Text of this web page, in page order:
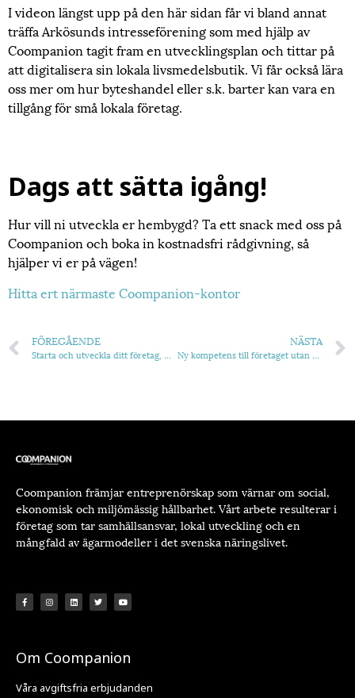
I videon längst upp på den här sidan får vi bland annat
träffa Arkösunds intresseförening som med hjälp av
Coompanion tagit fram en utvecklingsplan och tittar på
att digitalisera sin lokala livsmedelsbutik. Vi får också lära
oss mer om hur byteshandel eller s.k. barter kan vara en
tillgång för små lokala företag.
Dags att sätta igång!
Hur vill ni utveckla er hembygd? Ta ett snack med oss på
Coompanion och boka in kostnadsfri rådgivning, så
hjälper vi er på vägen!
Hitta ert närmaste Coompanion-kontor
FÖREGÅENDE
Starta och utveckla ditt företag, webbinarium 27 maj
NÄSTA
Ny kompetens till företaget utan kostnad
Coompanion främjar entreprenörskap som värnar om social,
ekonomisk och miljömässig hållbarhet. Vårt arbete resulterar i
företag som tar samhällsansvar, lokal utveckling och en
mångfald av ägarmodeller i det svenska näringslivet.
Om Coompanion
Våra avgiftsfria erbjudanden